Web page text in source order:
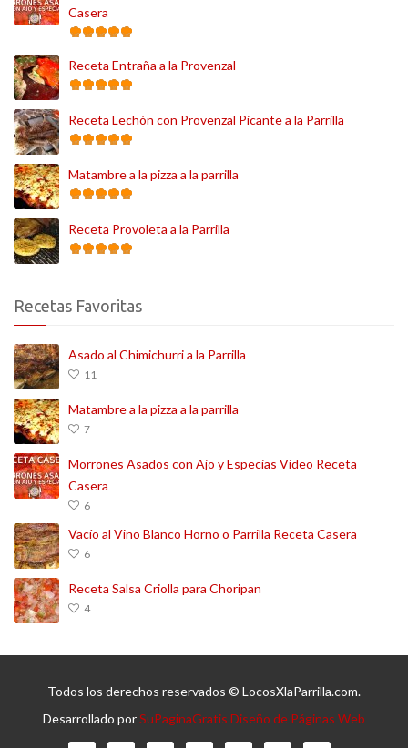
Casera
Receta Entraña a la Provenzal
Receta Lechón con Provenzal Picante a la Parrilla
Matambre a la pizza a la parrilla
Receta Provoleta a la Parrilla
Recetas Favoritas
Asado al Chimichurri a la Parrilla
11
Matambre a la pizza a la parrilla
7
Morrones Asados con Ajo y Especias Video Receta
Casera
6
Vacío al Vino Blanco Horno o Parrilla Receta Casera
6
Receta Salsa Criolla para Choripan
4
Todos los derechos reservados © LocosXlaParrilla.com.
Desarrollado porSuPaginaGratis Diseño de Páginas Web